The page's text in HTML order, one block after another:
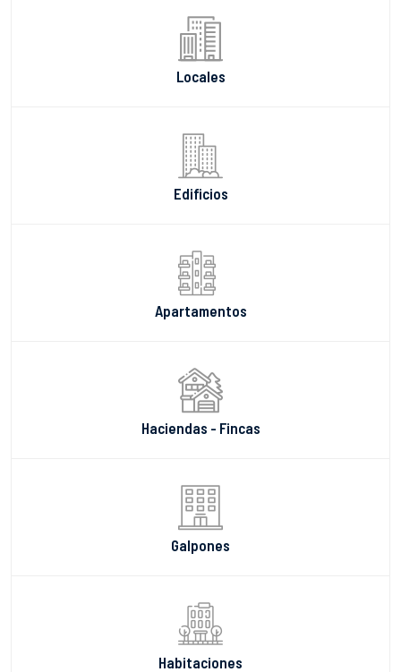
Locales
Edificios
Apartamentos
Haciendas - Fincas
Galpones
Habitaciones